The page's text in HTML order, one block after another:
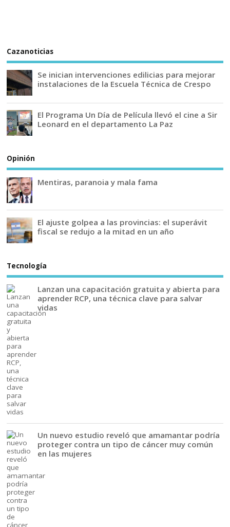
Cazanoticias
Se inician intervenciones edilicias para mejorar
instalaciones de la Escuela Técnica de Crespo
El Programa Un Día de Película llevó el cine a Sir
Leonard en el departamento La Paz
Opinión
Mentiras, paranoia y mala fama
El ajuste golpea a las provincias: el superávit
fiscal se redujo a la mitad en un año
Tecnología
Lanzan una capacitación gratuita y abierta para
aprender RCP, una técnica clave para salvar
vidas
Un nuevo estudio reveló que amamantar podría
proteger contra un tipo de cáncer muy común
en las mujeres